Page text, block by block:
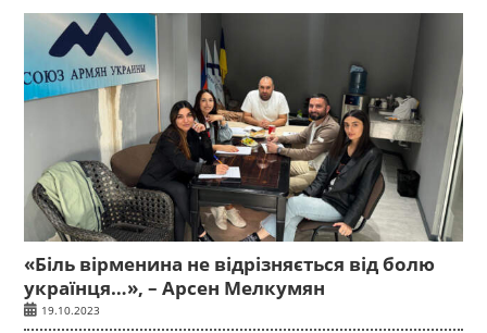
«Біль вірменина не відрізняється від болю
українця…», – Арсен Мелкумян
19.10.2023